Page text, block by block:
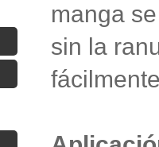
manga
sin la